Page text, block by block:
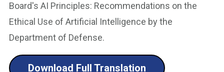
Board's AI Principles: Recommendations on the
Ethical Use of Artificial Intelligence by the
Department of Defense.
Download Full Translation